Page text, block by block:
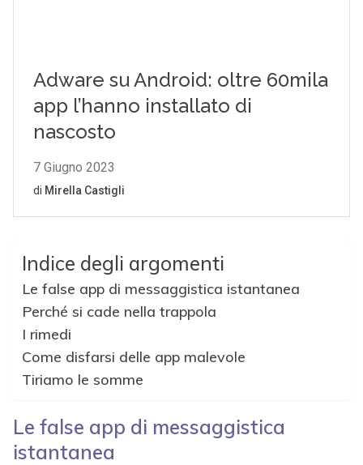
Indice degli argomenti
Le false app di messaggistica istantanea
Perché si cade nella trappola
I rimedi
Come disfarsi delle app malevole
Tiriamo le somme
Le false app di messaggistica
istantanea